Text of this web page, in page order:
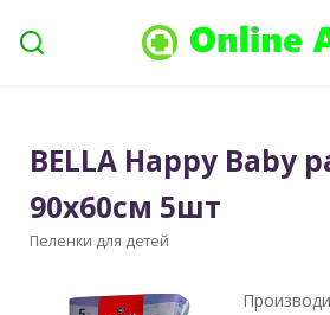
BELLA Happy Baby
90х60см 5шт
Пеленки для детей